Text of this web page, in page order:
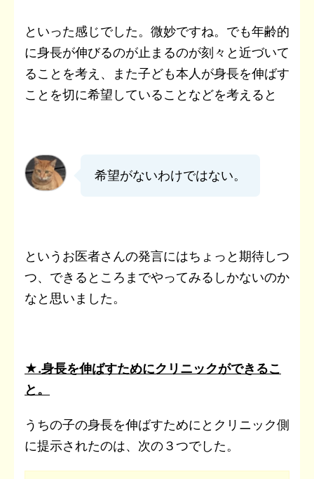
といった感じでした。微妙ですね。でも年齢的
に身長が伸びるのが止まるのが刻々と近づいて
ることを考え、また子ども本人が身長を伸ばす
ことを切に希望していることなどを考えると
希望がないわけではない。
というお医者さんの発言にはちょっと期待しつ
つ、できるところまでやってみるしかないのか
なと思いました。
★.身長を伸ばすためにクリニックができるこ
と。
うちの子の身長を伸ばすためにとクリニック側
に提示されたのは、次の３つでした。